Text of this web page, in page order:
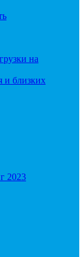
на
и близких
2023